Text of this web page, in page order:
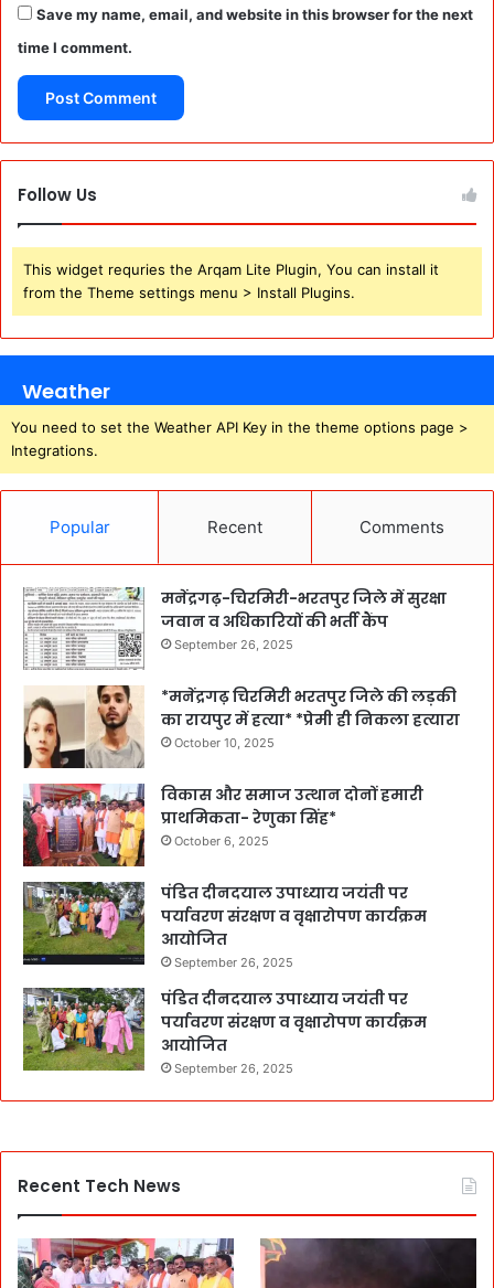
Save my name, email, and website in this browser for the next
time I comment.
Follow Us
This widget requries the Arqam Lite Plugin, You can install it
from the Theme settings menu > Install Plugins.
Weather
You need to set the Weather API Key in the theme options page >
Integrations.
Popular Recent Comments
मनेंद्रगढ़-चिरमिरी-भरतपुर जिले में सुरक्षा
जवान व अधिकारियों की भर्ती कैंप
September 26, 2025
*मनेंद्रगढ़ चिरमिरी भरतपुर जिले की लड़की
का रायपुर में हत्या* *प्रेमी ही निकला हत्यारा
October 10, 2025
विकास और समाज उत्थान दोनों हमारी
प्राथमिकता- रेणुका सिंह*
October 6, 2025
पंडित दीनदयाल उपाध्याय जयंती पर
पर्यावरण संरक्षण व वृक्षारोपण कार्यक्रम
आयोजित
September 26, 2025
पंडित दीनदयाल उपाध्याय जयंती पर
पर्यावरण संरक्षण व वृक्षारोपण कार्यक्रम
आयोजित
September 26, 2025
Recent Tech News